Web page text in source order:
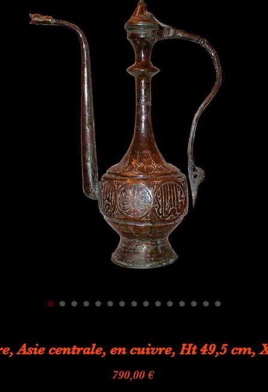
Asie centrale, en cuivre, Ht 49,5 cm,
790,00 €Prix